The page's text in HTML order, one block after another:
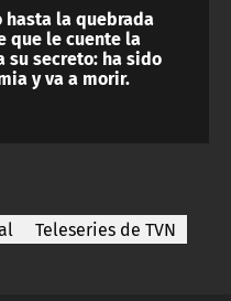
hasta la quebrada
que le cuente la
su secreto: ha sido
y va a morir.
Teleseries de TVN